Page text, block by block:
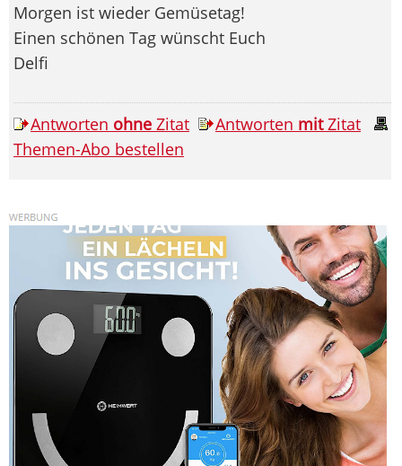
Morgen ist wieder Gemüsetag!
Einen schönen Tag wünscht Euch
Delfi
Antworten ohne Zitat Antworten mitZitat
Themen-Abo bestellen